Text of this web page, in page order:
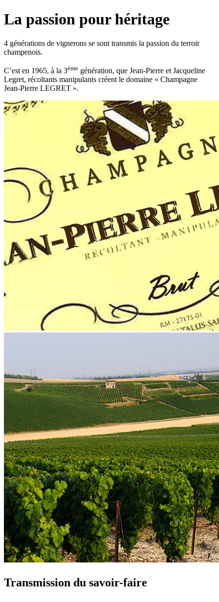
La passion pour héritage
4 générations de vignerons se sont transmis la passion du terroir
champenois.
C’est en 1965, à la 3ème génération, que Jean-Pierre et Jacqueline
Legret, récoltants manipulants créent le domaine « Champagne
Jean-Pierre LEGRET ».
Transmission du savoir-faire